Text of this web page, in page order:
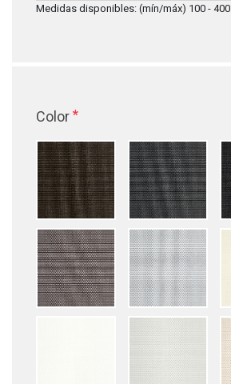
Medidas disponibles: (mín/máx) 100 - 400
Color*